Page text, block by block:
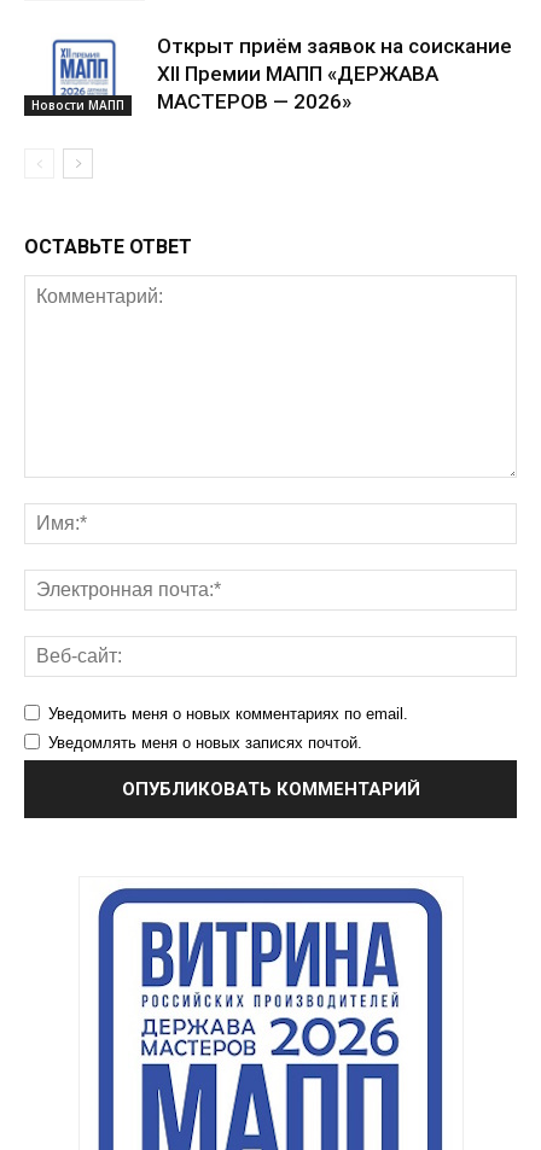
Новости МАПП
Открыт приём заявок на соискание
XII Премии МАПП «ДЕРЖАВА
МАСТЕРОВ — 2026»
ОСТАВЬТЕ ОТВЕТ
Уведомить меня о новых комментариях по email.
Уведомлять меня о новых записях почтой.